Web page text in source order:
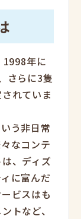
1998年に
さらに3隻
れていま
う非日常
なコンテ
、ディズ
に富んだ
ビスはも
トなど、